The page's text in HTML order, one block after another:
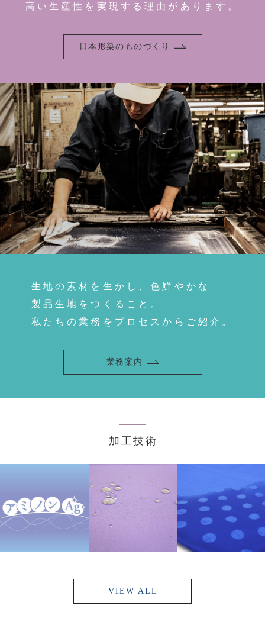
高い生産性を実現する理由があります。
日本形染のものづくり
生地の素材を生かし、色鮮やかな
製品生地をつくること。
私たちの業務をプロセスからご紹介。
業務案内
加工技術
VIEW ALL